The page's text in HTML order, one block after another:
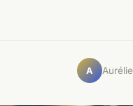
A Aurélie